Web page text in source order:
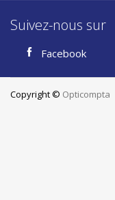
Suivez-nous sur
Facebook
Copyright © Opticompta